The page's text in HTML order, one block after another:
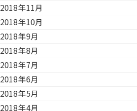
2018年11月
2018年10月
2018年9月
2018年8月
2018年7月
2018年6月
2018年5月
2018年4月